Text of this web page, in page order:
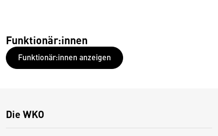
Funktionär:innen
Funktionär:innen anzeigen
Die WKO